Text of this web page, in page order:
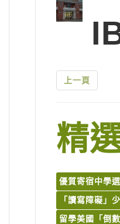
上一頁
精
優質寄宿中學
「讀寫障礙」
留學美國「倒